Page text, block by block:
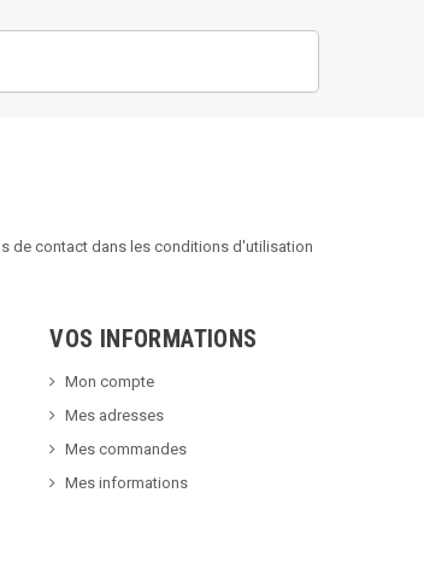
de contact dans les conditions d'utilisation
VOS INFORMATIONS
Mon compte
Mes adresses
Mes commandes
Mes informations